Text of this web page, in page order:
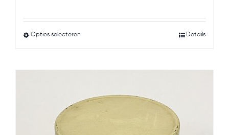
was:
€4.95.
is:
€2.95.
Opties selecteren Details